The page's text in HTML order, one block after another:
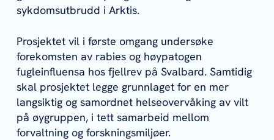
sykdomsutbrudd i Arktis.
Prosjektet vil i første omgang undersøke
forekomsten av rabies og høypatogen
fugleinfluensa hos fjellrev på Svalbard. Samtidig
skal prosjektet legge grunnlaget for en mer
langsiktig og samordnet helseovervåking av vilt
på øygruppen, i tett samarbeid mellom
forvaltning og forskningsmiljøer.